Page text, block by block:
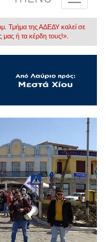
Τμήμα της ΑΔΕΔΥ καλεί σε
ή τα κέρδη τους!».